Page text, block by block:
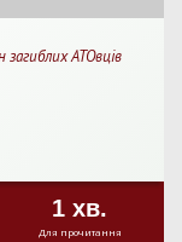
загиблих АТОвців
1 хв.
Для прочитання